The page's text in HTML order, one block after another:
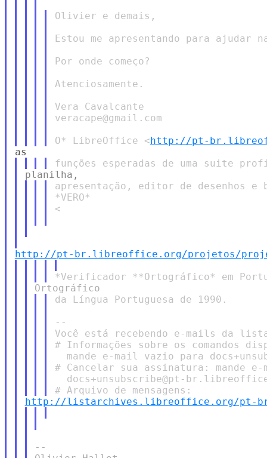
Olivier e demais,
Estou me apresentando para ajudar
Por onde começo?
Atenciosamente.
Vera Cavalcante
veracape@gmail.com
O* LibreOffice <http://pt-
apresentação, editor de desenhos e
*VERO*
<
http://pt-br.libreoffice.org/projetos/
da Língua Portuguesa de 1990.
--
Você está recebendo e-mails da
# Informações sobre os comandos
mande e-mail vazio para
# Cancelar sua assinatura: mande
docs+unsubscribe@pt-
http://listarchives.libreoffice.org/pt-
--